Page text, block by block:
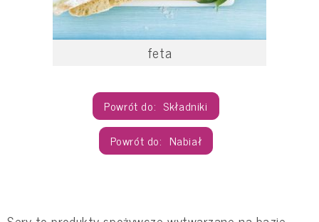
feta
Składniki
Nabiał